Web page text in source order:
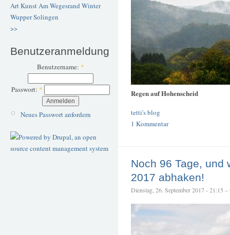
ArtKunstAm Wegesrand Winter
WupperSolingen
>>
Benutzeranmeldung
Benutzername: *
Passwort: *
Neues Passwort anfordern
Regen auf Hohenscheid
tetti's blog
1 Kommentar
Noch 96 Tage, und
2017 abhaken!
Dienstag, 26. September 2017 - 21:15 –